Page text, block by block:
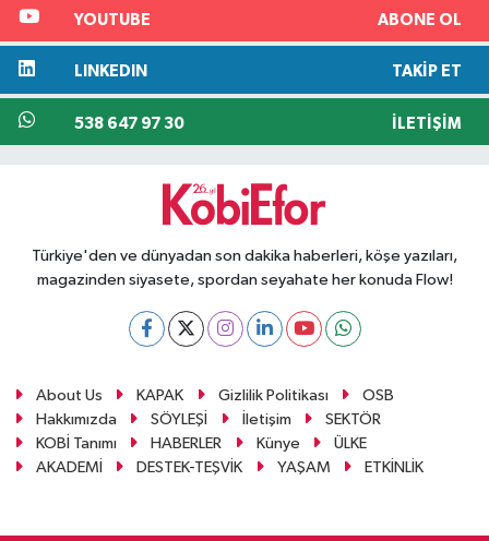
YOUTUBE ABONE OL
LINKEDIN TAKIP ET
538 647 97 30 İLETIŞIM
Türkiye'den ve dünyadan son dakika haberleri, köşe yazıları,
magazinden siyasete, spordan seyahate her konuda Flow!
About Us KAPAK Gizlilik Politikası
OSB
Hakkımızda
SÖYLEŞİ İletişim
SEKTÖR
KOBİ Tanımı
HABERLER Künye
ÜLKE
AKADEMİ
DESTEK-TEŞVİK YAŞAM ETKİNLİK